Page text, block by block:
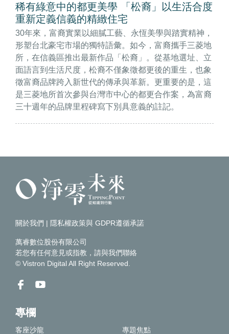
稀有綠意中的都更美學 「松裔」以生活合度
重新定義信義的精緻住宅
30年來，富裔實業以細膩工藝、永恆美學與踏實精神，
形塑台北豪宅市場的獨特語彙。如今，富裔攜手三菱地
所，在信義區推出最新作品「松裔」。從基地選址、立
面語言到生活尺度，松裔不僅象徵都更後的重生，也象
徵富裔品牌跨入新世代的傳承與革新。更重要的是，這
是三菱地所首次參與台灣市中心的都更合作案，為富裔
三十週年的品牌里程碑寫下別具意義的註記。
關於我們 | 隱私權政策與 GDPR遵循承諾
萬睿數位股份有限公司
若您有任何意見或指教，請與我們聯絡
© Vistron Digital All Right Reserved.
專欄
客座沙龍
專題焦點